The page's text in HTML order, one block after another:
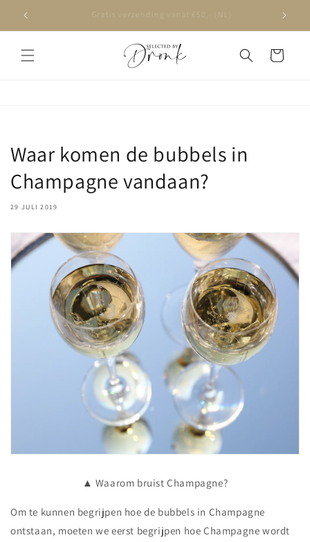
naar deOp werkdagen voor 16:00 besteld, volgende dag in huis
Winkelwagen
Waar komen de bubbels in
Champagne vandaan?
29 JULI 2019
▲ Waarom bruist Champagne?
Om te kunnen begrijpen hoe de bubbels in Champagne
ontstaan, moeten we eerst begrijpen hoe Champagne wordt